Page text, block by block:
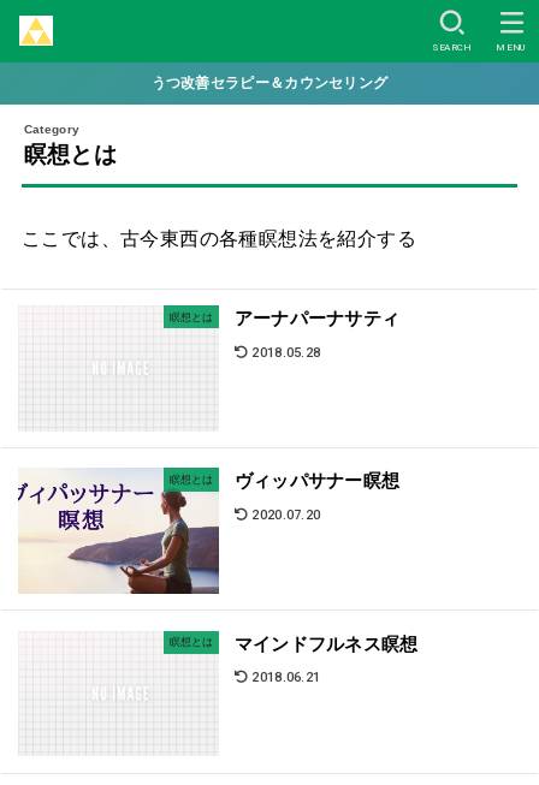
SEARCH MENU
うつ改善セラピー＆カウンセリング
瞑想とは
ここでは、古今東西の各種瞑想法を紹介する
瞑想とは アーナパーナサティ
2018.05.28
瞑想とは ヴィッパサナー瞑想
2020.07.20
瞑想とは マインドフルネス瞑想
2018.06.21